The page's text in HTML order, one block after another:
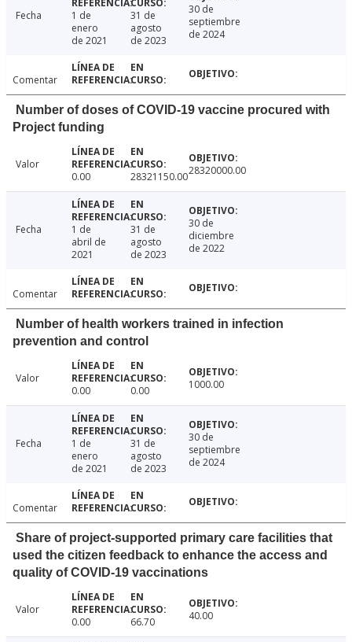
Fecha
1 de
enero
de 2021
31 de
agosto
de 2023
30 de
septiembre
de 2024
Comentar
Number of doses of COVID-19 vaccine procured with
Project funding
Valor
0.00
28321150.0028320000.00
Fecha
1 de
abril de
2021
31 de
agosto
de 2023
30 de
diciembre
de 2022
Comentar
Number of health workers trained in infection
prevention and control
Valor
0.00
0.00 1000.00
Fecha
1 de
enero
de 2021
31 de
agosto
de 2023
30 de
septiembre
de 2024
Comentar
Share of project-supported primary care facilities that
used the citizen feedback to enhance the access and
quality of COVID-19 vaccinations
Valor
0.00
66.70 40.00